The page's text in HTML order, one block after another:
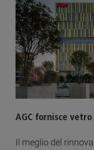
AGC fornisce
Il meglio del